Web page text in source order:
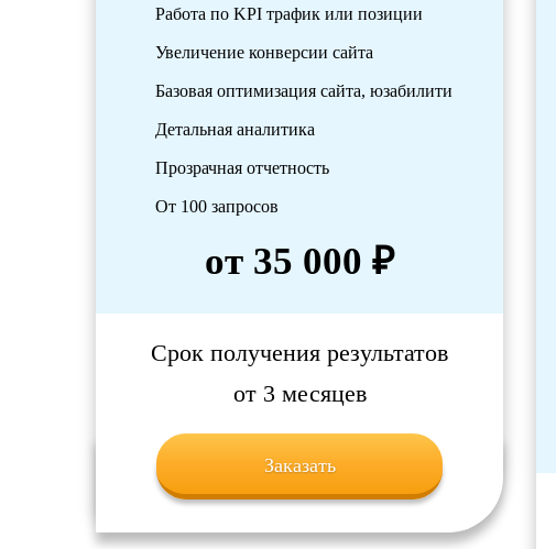
Работа по KPI трафик или позиции
Увеличение конверсии сайта
Базовая оптимизация сайта, юзабилити
Детальная аналитика
Прозрачная отчетность
От 100 запросов
от 35 000 ₽
Срок получения результатов
от 3 месяцев
Заказать